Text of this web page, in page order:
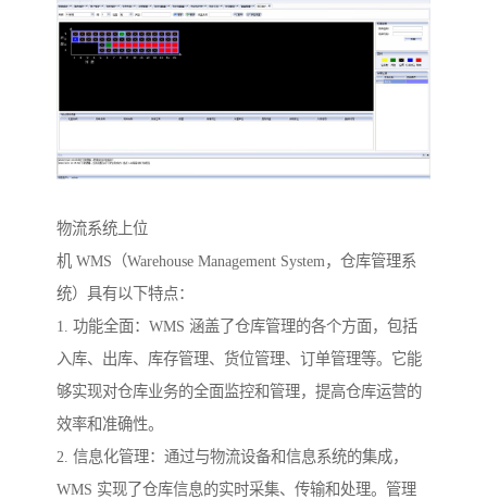
物流系统上位
机 WMS（Warehouse Management System，仓库管理系
统）具有以下特点：
1. 功能全面：WMS 涵盖了仓库管理的各个方面，包括
入库、出库、库存管理、货位管理、订单管理等。它能
够实现对仓库业务的全面监控和管理，提高仓库运营的
效率和准确性。
2. 信息化管理：通过与物流设备和信息系统的集成，
WMS 实现了仓库信息的实时采集、传输和处理。管理